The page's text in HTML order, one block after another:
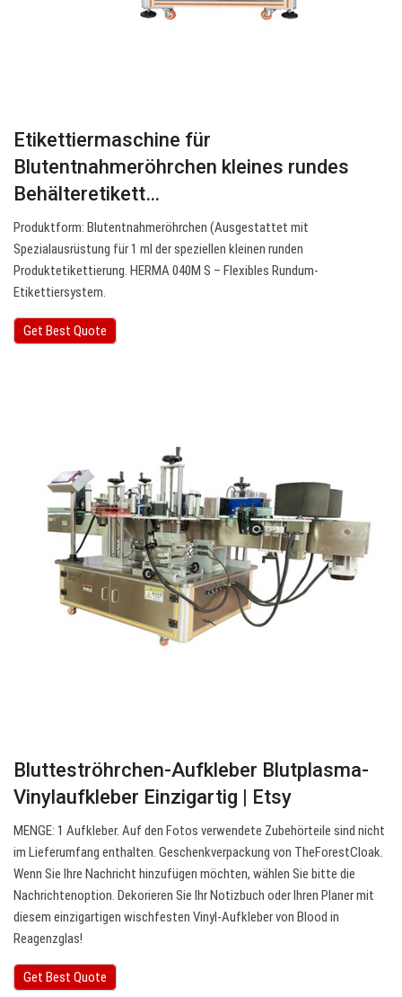
Etikettiermaschine für
Blutentnahmeröhrchen kleines rundes
Behälteretikett…
Produktform: Blutentnahmeröhrchen (Ausgestattet mit
Spezialausrüstung für 1 ml der speziellen kleinen runden
Produktetikettierung. HERMA 040M S – Flexibles Rundum-
Etikettiersystem.
Get Best Quote
Blutteströhrchen-Aufkleber Blutplasma-
Vinylaufkleber Einzigartig | Etsy
MENGE: 1 Aufkleber. Auf den Fotos verwendete Zubehörteile sind nicht
im Lieferumfang enthalten. Geschenkverpackung von TheForestCloak.
Wenn Sie Ihre Nachricht hinzufügen möchten, wählen Sie bitte die
Nachrichtenoption. Dekorieren Sie Ihr Notizbuch oder Ihren Planer mit
diesem einzigartigen wischfesten Vinyl-Aufkleber von Blood in
Reagenzglas!
Get Best Quote